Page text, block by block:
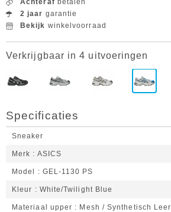
Achteraf betalen
2 jaar garantie
Bekijk winkelvoorraad
Verkrijgbaar in 4 uitvoeringen
Specificaties
Sneaker
Merk ASICS
Model GEL-1130 PS
Kleur White/Twilight Blue
Materiaal upper Mesh / Synthetisch Leer